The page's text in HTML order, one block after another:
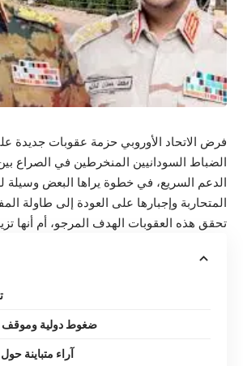
فرض الاتحاد الأوروبي حزمة عقوبات جديدة
الضباط السودانيين المنخرطين في الصراع
الدعم السريع، في خطوة يراها البعض
المتحاربة وإجبارها على العودة إلى طاولة
تحقق هذه العقوبات الهدف المرجو، أم أنها
ضغوط دولية وموقف
آراء متباينة